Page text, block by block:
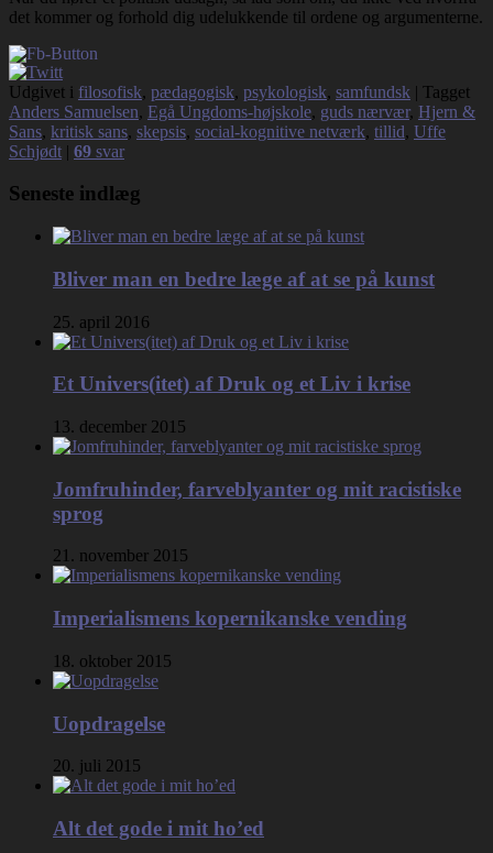
det kommer og forhold dig udelukkende til ordene og argumenterne.
Udgivet i filosofisk, pædagogisk, psykologisk, samfundsk | Tagget
Anders Samuelsen, Egå Ungdoms-højskole, guds nærvær, Hjern &
Sans, kritisk sans, skepsis, social-kognitive netværk, tillid, Uffe
Schjødt | 69 svar
Seneste indlæg
Bliver man en bedre læge af at se på kunst
25. april 2016
Et Univers(itet) af Druk og et Liv i krise
13. december 2015
Jomfruhinder, farveblyanter og mit racistiske
sprog
21. november 2015
Imperialismens kopernikanske vending
18. oktober 2015
Uopdragelse
20. juli 2015
Alt det gode i mit ho’ed